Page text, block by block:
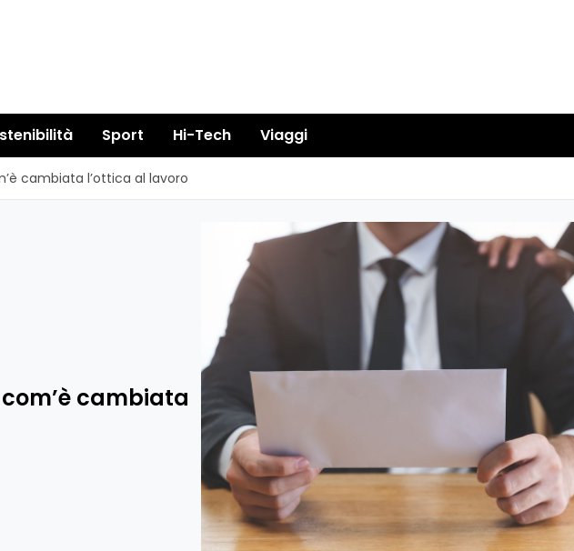
Sport Hi-Tech Viaggi
cambiata l’ottica al lavoro
cambiata